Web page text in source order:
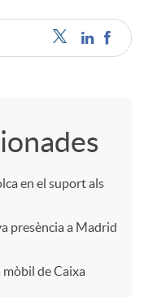
en el suport als
presència a Madrid
de Caixa